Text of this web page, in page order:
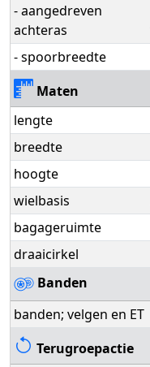
- aangedreven
achteras
- spoorbreedte
Maten
lengte
breedte
hoogte
wielbasis
bagageruimte
draaicirkel
Banden
banden; velgen en ET
Terugroepactie